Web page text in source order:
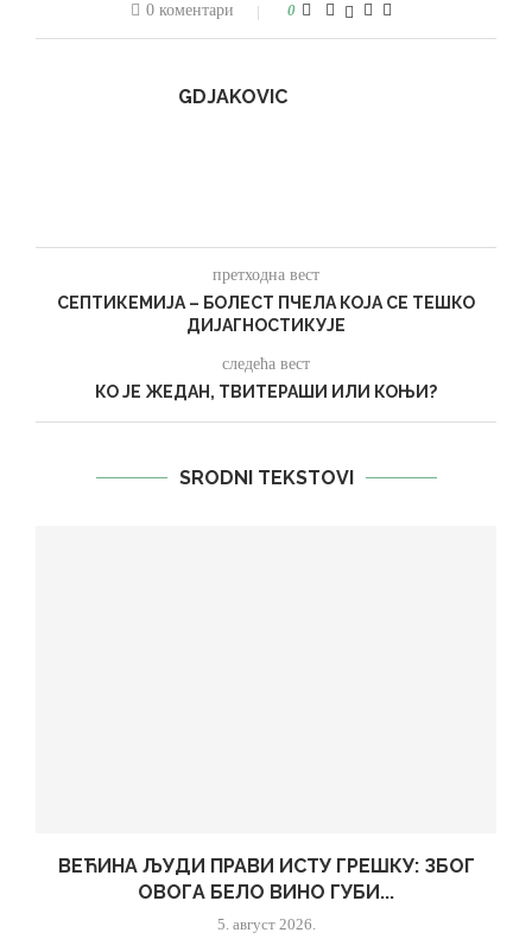
0 коментари 0
GDJAKOVIC
претходна вест
СЕПТИКЕМИЈА – БОЛЕСТ ПЧЕЛА КОЈА СЕ ТЕШКО
ДИЈАГНОСТИКУЈЕ
следећа вест
КО ЈЕ ЖЕДАН, ТВИТЕРАШИ ИЛИ КОЊИ?
SRODNI TEKSTOVI
ВЕЋИНА ЉУДИ ПРАВИ ИСТУ ГРЕШКУ: ЗБОГ
ОВОГА БЕЛО ВИНО ГУБИ...
5. август 2026.